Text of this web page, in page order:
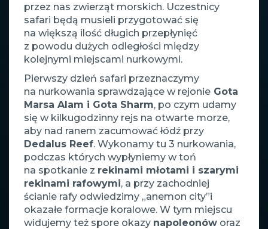
przez nas zwierząt morskich. Uczestnicy
safari będą musieli przygotować się
na większą ilość długich przepłynięć
z powodu dużych odległości między
kolejnymi miejscami nurkowymi.
Pierwszy dzień safari przeznaczymy
na nurkowania sprawdzające w rejonie Gota
Marsa Alam i Gota Sharm, po czym udamy
się w kilkugodzinny rejs na otwarte morze,
aby nad ranem zacumować łódź przy
Dedalus Reef. Wykonamy tu 3 nurkowania,
podczas których wypłyniemy w toń
na spotkanie z rekinami młotami i szarymi
rekinami rafowymi, a przy zachodniej
ścianie rafy odwiedzimy „anemon city”i
okazałe formacje koralowe. W tym miejscu
widujemy też spore okazy napoleonów oraz